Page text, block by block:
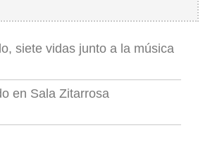
siete vidas junto a la música
en Sala Zitarrosa